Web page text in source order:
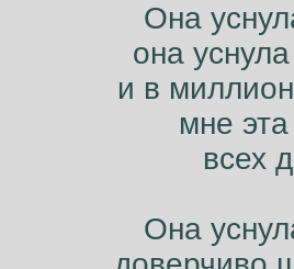
Она
она
и в
мне
всех
Она